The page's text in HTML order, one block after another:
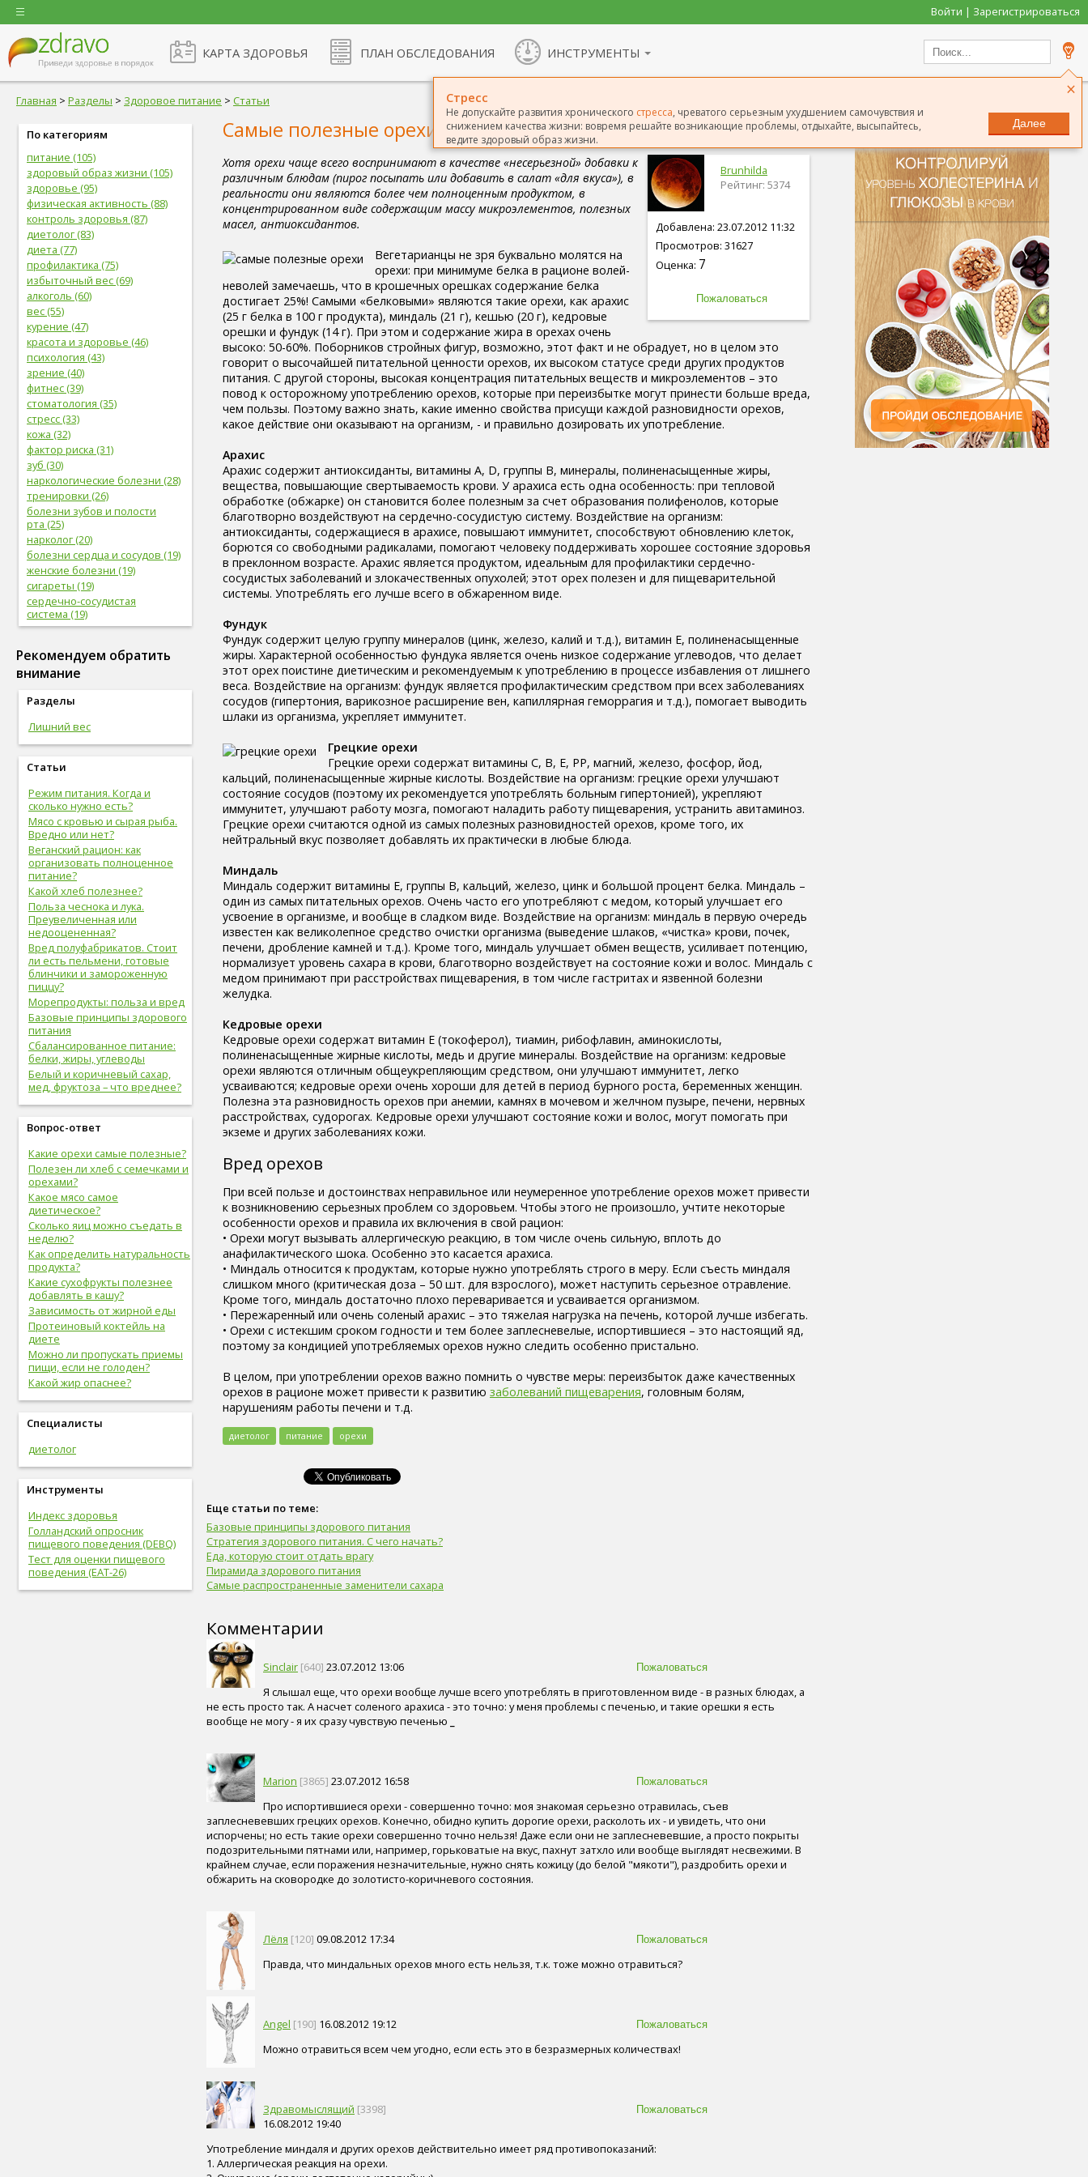
Войти | Зарегистрироваться
КАРТА ЗДОРОВЬЯ ПЛАН ОБСЛЕДОВАНИЯ ИНСТРУМЕНТЫ
×
Стресс
Не допускайте развития хронического стресса, чреватого серьезным ухудшением самочувствия и
снижением качества жизни: вовремя решайте возникающие проблемы, отдыхайте, высыпайтесь,
ведите здоровый образ жизни.
Далее
Главная > Разделы > Здоровое питание > Статьи
По категориям
питание (105)
здоровый образ жизни (105)
здоровье (95)
физическая активность (88)
контроль здоровья (87)
диетолог (83)
диета (77)
профилактика (75)
избыточный вес (69)
алкоголь (60)
вес (55)
курение (47)
красота и здоровье (46)
психология (43)
зрение (40)
фитнес (39)
стоматология (35)
стресс (33)
кожа (32)
фактор риска (31)
зуб (30)
наркологические болезни (28)
тренировки (26)
болезни зубов и полости
рта (25)
нарколог (20)
болезни сердца и сосудов (19)
женские болезни (19)
сигареты (19)
сердечно-сосудистая
система (19)
женское здоровье (18)
спорт (17)
женская половая система (17)
лабораторные
исследования (16)
здоровые привычки (16)
волосы (15)
витамины (14)
алкоголизм (13)
центральная нервная
система (13)
онкологические болезни (12)
инструментальное
исследование (11)
идеальный вес (11)
упражнения (11)
овощи (11)
мужская половая система (10)
психолог (10)
психотерапевт (10)
стоматолог (9)
психотерапия (9)
болезни молочных желез (9)
молочная железа (9)
пищеварительная система (9)
фрукты (9)
спорт в большом городе (9)
дыхательная система (8)
опорно-двигательная
гигиена (8)
болезни желудочно-кишечного
тракта (8)
болезни опорно-двигательной
системы, травмы (8)
инфекционные болезни (8)
болезни органов дыхания (7)
урологические болезни (7)
мужские болезни (7)
антропометрия (7)
рот (7)
очки (7)
отбеливание зубов (7)
эндокринная система (7)
потенция (7)
депрессия (7)
зависимость (7)
близорукость (6)
скрининг (6)
сигара (6)
лабораторный показатель (6)
первая помощь (6)
вегетарианство (6)
психические болезни (6)
Рекомендуем обратить
внимание
Разделы
Лишний вес
Статьи
Режим питания. Когда и
сколько нужно есть?
Мясо с кровью и сырая рыба.
Вредно или нет?
Веганский рацион: как
организовать полноценное
питание?
Какой хлеб полезнее?
Польза чеснока и лука.
Преувеличенная или
недооцененная?
Вред полуфабрикатов. Стоит
ли есть пельмени, готовые
блинчики и замороженную
пиццу?
Морепродукты: польза и вред
Базовые принципы здорового
питания
Сбалансированное питание:
белки, жиры, углеводы
Белый и коричневый сахар,
мед, фруктоза – что вреднее?
Вопрос-ответ
Какие орехи самые полезные?
Полезен ли хлеб с семечками и
орехами?
Какое мясо самое
диетическое?
Сколько яиц можно съедать в
неделю?
Как определить натуральность
продукта?
Какие сухофрукты полезнее
добавлять в кашу?
Зависимость от жирной еды
Протеиновый коктейль на
диете
Можно ли пропускать приемы
пищи, если не голоден?
Какой жир опаснее?
Специалисты
диетолог
Инструменты
Индекс здоровья
Голландский опросник
пищевого поведения (DEBQ)
Тест для оценки пищевого
поведения (EAT-26)
Самые полезные орехи
Brunhilda
Рейтинг: 5374
Добавлена: 23.07.2012 11:32
Просмотров: 31627
Оценка: 7
Хотя орехи чаще всего воспринимают в качестве «несерьезной» добавки к
различным блюдам (пирог посыпать или добавить в салат «для вкуса»), в
реальности они являются более чем полноценным продуктом, в
концентрированном виде содержащим массу микроэлементов, полезных
масел, антиоксидантов.
Вегетарианцы не зря буквально молятся на
орехи: при минимуме белка в рационе волей-
неволей замечаешь, что в крошечных орешках содержание белка
достигает 25%! Самыми «белковыми» являются такие орехи, как арахис
(25 г белка в 100 г продукта), миндаль (21 г), кешью (20 г), кедровые
орешки и фундук (14 г). При этом и содержание жира в орехах очень
высоко: 50-60%. Поборников стройных фигур, возможно, этот факт и не обрадует, но в целом это
говорит о высочайшей питательной ценности орехов, их высоком статусе среди других продуктов
питания. С другой стороны, высокая концентрация питательных веществ и микроэлементов – это
повод к осторожному употреблению орехов, которые при переизбытке могут принести больше вреда,
чем пользы. Поэтому важно знать, какие именно свойства присущи каждой разновидности орехов,
какое действие они оказывают на организм, - и правильно дозировать их употребление.
Арахис
Арахис содержит антиоксиданты, витамины А, D, группы В, минералы, полиненасыщенные жиры,
вещества, повышающие свертываемость крови. У арахиса есть одна особенность: при тепловой
обработке (обжарке) он становится более полезным за счет образования полифенолов, которые
благотворно воздействуют на сердечно-сосудистую систему. Воздействие на организм:
антиоксиданты, содержащиеся в арахисе, повышают иммунитет, способствуют обновлению клеток,
борются со свободными радикалами, помогают человеку поддерживать хорошее состояние здоровья
в преклонном возрасте. Арахис является продуктом, идеальным для профилактики сердечно-
сосудистых заболеваний и злокачественных опухолей; этот орех полезен и для пищеварительной
системы. Употреблять его лучше всего в обжаренном виде.
Фундук
Фундук содержит целую группу минералов (цинк, железо, калий и т.д.), витамин Е, полиненасыщенные
жиры. Характерной особенностью фундука является очень низкое содержание углеводов, что делает
этот орех поистине диетическим и рекомендуемым к употреблению в процессе избавления от лишнего
веса. Воздействие на организм: фундук является профилактическим средством при всех заболеваниях
сосудов (гипертония, варикозное расширение вен, капиллярная геморрагия и т.д.), помогает выводить
шлаки из организма, укрепляет иммунитет.
Грецкие орехи
Грецкие орехи содержат витамины С, В, Е, РР, магний, железо, фосфор, йод,
кальций, полиненасыщенные жирные кислоты. Воздействие на организм: грецкие орехи улучшают
состояние сосудов (поэтому их рекомендуется употреблять больным гипертонией), укрепляют
иммунитет, улучшают работу мозга, помогают наладить работу пищеварения, устранить авитаминоз.
Грецкие орехи считаются одной из самых полезных разновидностей орехов, кроме того, их
нейтральный вкус позволяет добавлять их практически в любые блюда.
Миндаль
Миндаль содержит витамины Е, группы В, кальций, железо, цинк и большой процент белка. Миндаль –
один из самых питательных орехов. Очень часто его употребляют с медом, который улучшает его
усвоение в организме, и вообще в сладком виде. Воздействие на организм: миндаль в первую очередь
известен как великолепное средство очистки организма (выведение шлаков, «чистка» крови, почек,
печени, дробление камней и т.д.). Кроме того, миндаль улучшает обмен веществ, усиливает потенцию,
нормализует уровень сахара в крови, благотворно воздействует на состояние кожи и волос. Миндаль с
медом принимают при расстройствах пищеварения, в том числе гастритах и язвенной болезни
желудка.
Кедровые орехи
Кедровые орехи содержат витамин Е (токоферол), тиамин, рибофлавин, аминокислоты,
полиненасыщенные жирные кислоты, медь и другие минералы. Воздействие на организм: кедровые
орехи являются отличным общеукрепляющим средством, они улучшают иммунитет, легко
усваиваются; кедровые орехи очень хороши для детей в период бурного роста, беременных женщин.
Полезна эта разновидность орехов при анемии, камнях в мочевом и желчном пузыре, печени, нервных
расстройствах, судорогах. Кедровые орехи улучшают состояние кожи и волос, могут помогать при
экземе и других заболеваниях кожи.
Вред орехов
При всей пользе и достоинствах неправильное или неумеренное употребление орехов может привести
к возникновению серьезных проблем со здоровьем. Чтобы этого не произошло, учтите некоторые
особенности орехов и правила их включения в свой рацион:
• Орехи могут вызывать аллергическую реакцию, в том числе очень сильную, вплоть до
анафилактического шока. Особенно это касается арахиса.
• Миндаль относится к продуктам, которые нужно употреблять строго в меру. Если съесть миндаля
слишком много (критическая доза – 50 шт. для взрослого), может наступить серьезное отравление.
Кроме того, миндаль достаточно плохо переваривается и усваивается организмом.
• Пережаренный или очень соленый арахис – это тяжелая нагрузка на печень, которой лучше избегать.
• Орехи с истекшим сроком годности и тем более заплесневелые, испортившиеся – это настоящий яд,
поэтому за кондицией употребляемых орехов нужно следить особенно пристально.
В целом, при употреблении орехов важно помнить о чувстве меры: переизбыток даже качественных
орехов в рационе может привести к развитию заболеваний пищеварения, головным болям,
нарушениям работы печени и т.д.
диетолог питание орехи
Еще статьи по теме:
Базовые принципы здорового питания
Стратегия здорового питания. С чего начать?
Еда, которую стоит отдать врагу
Пирамида здорового питания
Самые распространенные заменители сахара
Комментарии
Sinclair [640] 23.07.2012 13:06
Я слышал еще, что орехи вообще лучше всего употреблять в приготовленном виде - в разных блюдах, а
не есть просто так. А насчет соленого арахиса - это точно: у меня проблемы с печенью, и такие орешки я есть
вообще не могу - я их сразу чувствую печенью
Marion [3865] 23.07.2012 16:58
Про испортившиеся орехи - совершенно точно: моя знакомая серьезно отравилась, съев
заплесневевших грецких орехов. Конечно, обидно купить дорогие орехи, расколоть их - и увидеть, что они
испорчены; но есть такие орехи совершенно точно нельзя! Даже если они не заплесневевшие, а просто покрыты
подозрительными пятнами или, например, горьковатые на вкус, пахнут затхло или вообще выглядят несвежими. В
крайнем случае, если поражения незначительные, нужно снять кожицу (до белой "мякоти"), раздробить орехи и
обжарить на сковородке до золотисто-коричневого состояния.
Лёля [120] 09.08.2012 17:34
Правда, что миндальных орехов много есть нельзя, т.к. тоже можно отравиться?
Angel [190] 16.08.2012 19:12
Можно отравиться всем чем угодно, если есть это в безразмерных количествах!
Здравомыслящий [3398]
16.08.2012 19:40
Употребление миндаля и других орехов действительно имеет ряд противопоказаний:
1. Аллергическая реакция на орехи.